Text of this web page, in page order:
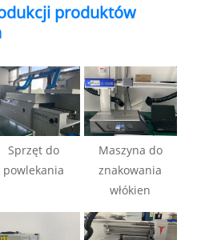
produktów
Sprzęt do
powlekania
Maszyna do
znakowania
włókien